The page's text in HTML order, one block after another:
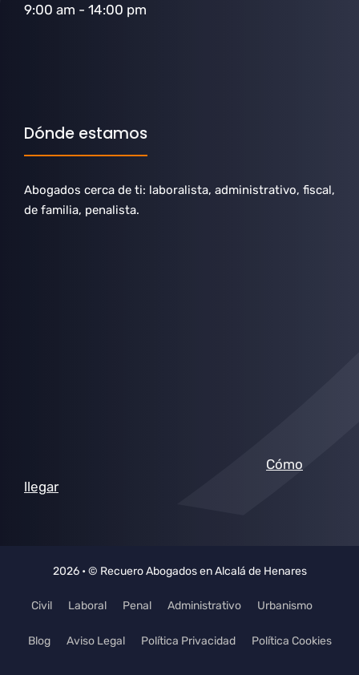
9:00 am - 14:00 pm
Dónde estamos
Abogados cerca de ti: laboralista, administrativo, fiscal,
de familia, penalista.
Cómo
llegar
2026 • © Recuero Abogados en Alcalá de Henares
Civil Laboral Penal Administrativo Urbanismo
Blog Aviso Legal Política Privacidad Política Cookies